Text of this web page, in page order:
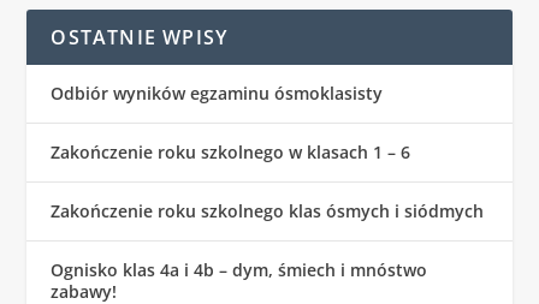
OSTATNIE WPISY
Odbiór wyników egzaminu ósmoklasisty
Zakończenie roku szkolnego w klasach 1 – 6
Zakończenie roku szkolnego klas ósmych i siódmych
Ognisko klas 4a i 4b – dym, śmiech i mnóstwo
zabawy!